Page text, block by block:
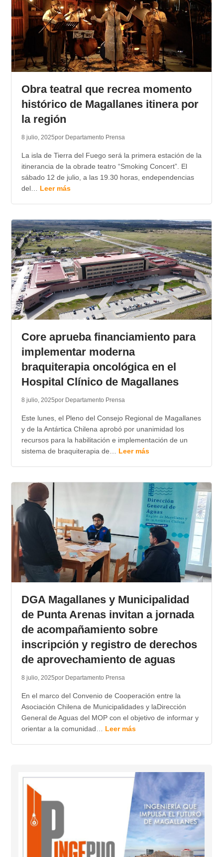
Obra teatral que recrea momento
histórico de Magallanes itinera por
la región
8 julio, 2025por Departamento Prensa
La isla de Tierra del Fuego será la primera estación de la
itinerancia de la obrade teatro “Smoking Concert”. El
sábado 12 de julio, a las 19.30 horas, endependencias
del… Leer más
Core aprueba financiamiento para
implementar moderna
braquiterapia oncológica en el
Hospital Clínico de Magallanes
8 julio, 2025por Departamento Prensa
Este lunes, el Pleno del Consejo Regional de Magallanes
y de la Antártica Chilena aprobó por unanimidad los
recursos para la habilitación e implementación de un
sistema de braquiterapia de… Leer más
DGA Magallanes y Municipalidad
de Punta Arenas invitan a jornada
de acompañamiento sobre
inscripción y registro de derechos
de aprovechamiento de aguas
8 julio, 2025por Departamento Prensa
En el marco del Convenio de Cooperación entre la
Asociación Chilena de Municipalidades y laDirección
General de Aguas del MOP con el objetivo de informar y
orientar a la comunidad… Leer más